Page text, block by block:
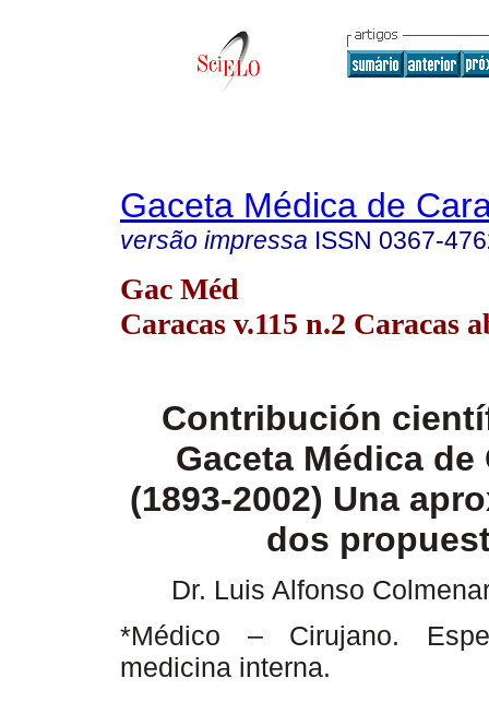
Gaceta Médica de
versão impressa ISSN 0367-
Gac Méd
Caracas v.115 n.2 Caracas
Contribución
Gaceta Médica de
(1893-2002) Una
dos
Dr. Luis Alfonso
*Médico – Cirujano.
medicina interna.